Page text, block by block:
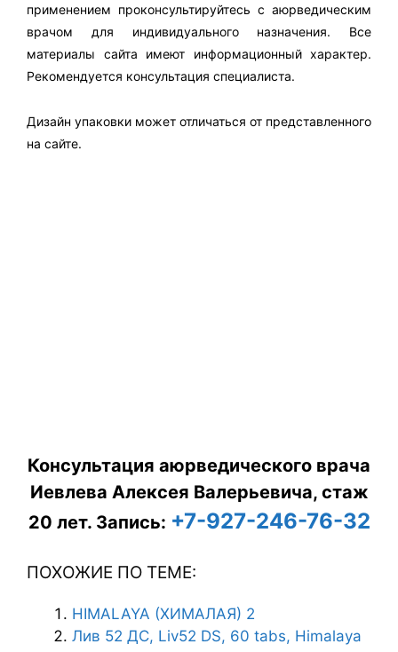
применением проконсультируйтесь с аюрведическим
врачом для индивидуального назначения. Все
материалы сайта имеют информационный характер.
Рекомендуется консультация специалиста.
Дизайн упаковки может отличаться от представленного
на сайте.
Консультация аюрведического врача
Иевлева Алексея Валерьевича, стаж
20 лет. Запись: +7-927-246-76-32
ПОХОЖИЕ ПО ТЕМЕ:
HIMALAYA (ХИМАЛАЯ) 2
Лив 52 ДС, Liv52 DS, 60 tabs, Himalaya